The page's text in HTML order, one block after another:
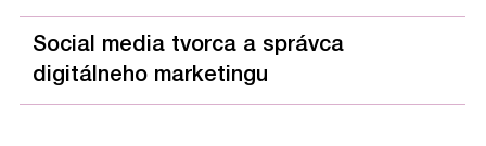
Social media tvorca a správca
digitálneho marketingu